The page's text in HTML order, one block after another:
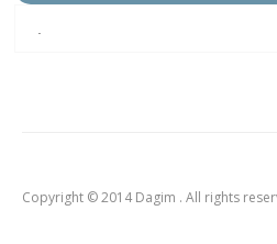
Copyright © 2014 Dagim . All rights